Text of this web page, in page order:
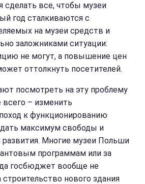
все, чтобы музеи
год сталкиваются с
на музеи средств и
заложниками ситуации:
не могут, а повышение цен
оттолкнуть посетителей.
посмотреть на эту проблему
всего – изменить
к функционированию
максимум свободы и
Многие музеи Польши
программам или за
госбюджет вообще не
нового здания